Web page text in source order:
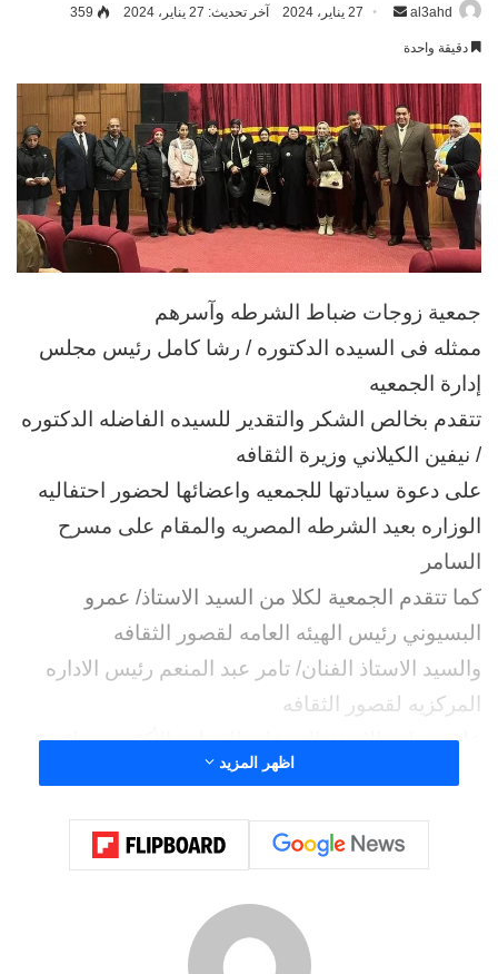
al3ahd
أرسل 27 يناير، 2024 آخر تحديث: 27 يناير، 2024 359
دقيقة واحدة
جمعية زوجات ضباط الشرطه وآسرهم
ممثله فى السيده الدكتوره / رشا كامل رئيس مجلس
إدارة الجمعيه
تتقدم بخالص الشكر والتقدير للسيده الفاضله الدكتوره
/ نيفين الكيلاني وزيرة الثقافه
على دعوة سيادتها للجمعيه واعضائها لحضور احتفاليه
الوزاره بعيد الشرطه المصريه والمقام على مسرح
السامر
كما تتقدم الجمعية لكلا من السيد الاستاذ/ عمرو
البسيوني رئيس الهيئه العامه لقصور الثقافه
والسيد الاستاذ الفنان/ تامر عبد المنعم رئيس الاداره
المركزيه لقصور الثقافه
على حفاوة الاستقبال وعلى التنظيم الأكثر من رائع
للحفل وعلى اختيار كوكبه من رجالات وسيدات وزارة
حضر الاحتفال
لمنطقه القناة وسيناء الاسبق
اظهر المزيد